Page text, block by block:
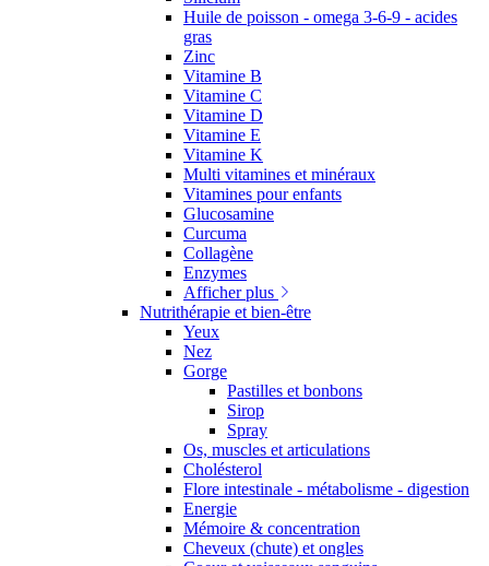
Huile de poisson - omega 3-6-9 - acides
gras
Zinc
Vitamine B
Vitamine C
Vitamine D
Vitamine E
Vitamine K
Multi vitamines et minéraux
Vitamines pour enfants
Glucosamine
Curcuma
Collagène
Enzymes
Afficher plus
Nutrithérapie et bien-être
Yeux
Nez
Gorge
Pastilles et bonbons
Sirop
Spray
Os, muscles et articulations
Cholésterol
Flore intestinale - métabolisme - digestion
Energie
Mémoire & concentration
Cheveux (chute) et ongles